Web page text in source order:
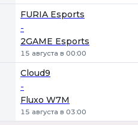
FURIA Esports
-
2GAME Esports
15 августа в 00:00
Cloud9
-
Fluxo W7M
15 августа в 03:00